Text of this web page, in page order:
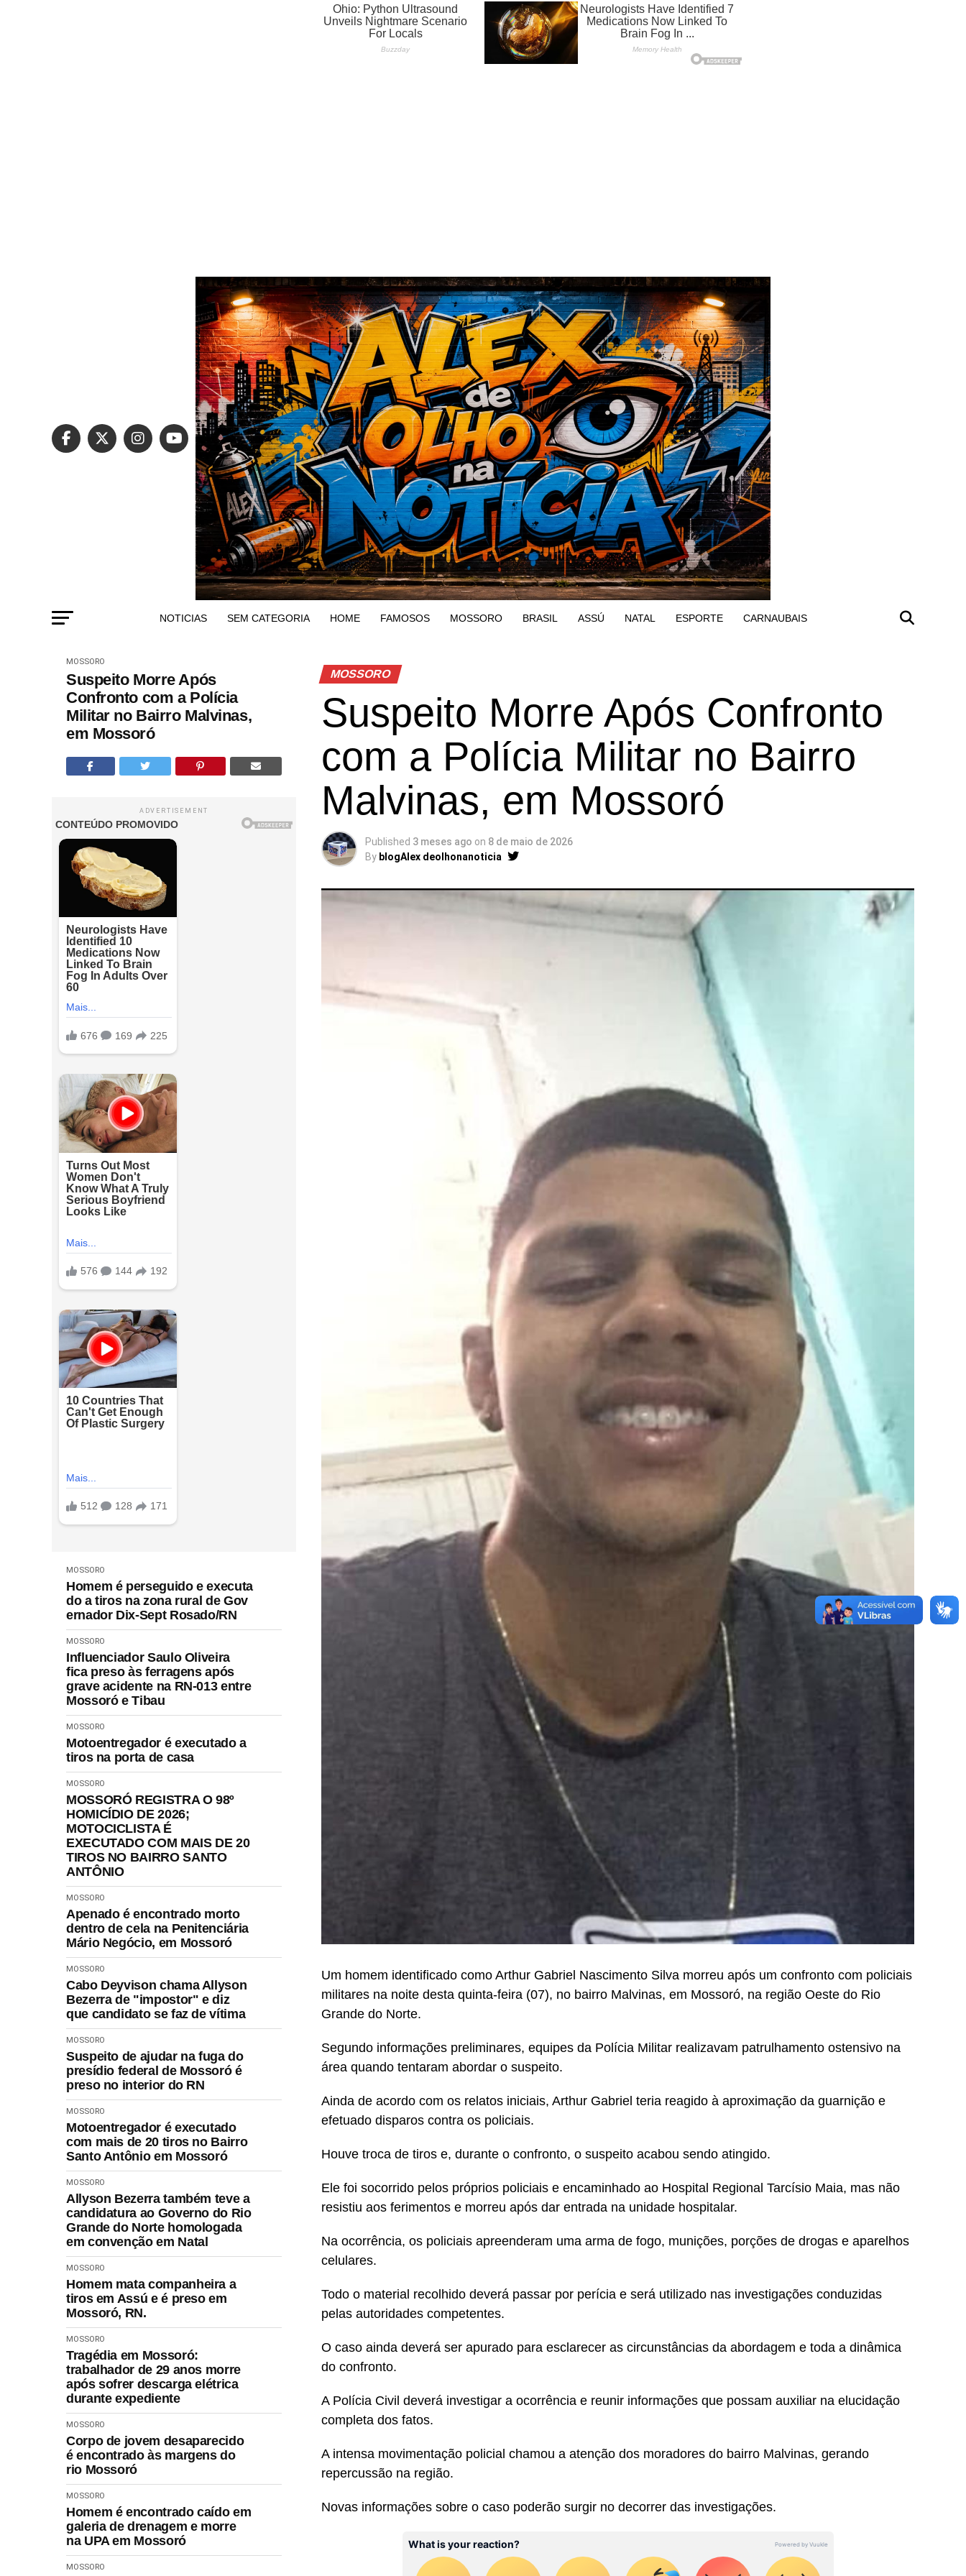
NOTICIAS SEM CATEGORIA HOME FAMOSOS MOSSORO BRASIL ASSÚ NATAL ESPORTE CARNAUBAIS
MOSSORO
Suspeito Morre Após
Confronto com a Polícia
Militar no Bairro Malvinas,
em Mossoró
ADVERTISEMENT
MOSSORO
Homem é perseguido e executa
do a tiros na zona rural de Gov
ernador Dix-Sept Rosado/RN
MOSSORO
Influenciador Saulo Oliveira
fica preso às ferragens após
grave acidente na RN-013 entre
Mossoró e Tibau
MOSSORO
Motoentregador é executado a
tiros na porta de casa
MOSSORO
MOSSORÓ REGISTRA O 98º
HOMICÍDIO DE 2026;
MOTOCICLISTA É
EXECUTADO COM MAIS DE 20
TIROS NO BAIRRO SANTO
ANTÔNIO
MOSSORO
Apenado é encontrado morto
dentro de cela na Penitenciária
Mário Negócio, em Mossoró
MOSSORO
Cabo Deyvison chama Allyson
Bezerra de "impostor" e diz
que candidato se faz de vítima
MOSSORO
Suspeito de ajudar na fuga do
presídio federal de Mossoró é
preso no interior do RN
MOSSORO
Motoentregador é executado
com mais de 20 tiros no Bairro
Santo Antônio em Mossoró
MOSSORO
Allyson Bezerra também teve a
candidatura ao Governo do Rio
Grande do Norte homologada
em convenção em Natal
MOSSORO
Homem mata companheira a
tiros em Assú e é preso em
Mossoró, RN.
MOSSORO
Tragédia em Mossoró:
trabalhador de 29 anos morre
após sofrer descarga elétrica
durante expediente
MOSSORO
Corpo de jovem desaparecido
é encontrado às margens do
rio Mossoró
MOSSORO
Homem é encontrado caído em
galeria de drenagem e morre
na UPA em Mossoró
MOSSORO
MOSSORO
Suspeito Morre Após Confronto
com a Polícia Militar no Bairro
Malvinas, em Mossoró
Published 3 meses ago on 8 de maio de 2026
By blogAlex deolhonanoticia
Um homem identificado como Arthur Gabriel Nascimento Silva morreu após um confronto com policiais
militares na noite desta quinta-feira (07), no bairro Malvinas, em Mossoró, na região Oeste do Rio
Grande do Norte.
Segundo informações preliminares, equipes da Polícia Militar realizavam patrulhamento ostensivo na
área quando tentaram abordar o suspeito.
Ainda de acordo com os relatos iniciais, Arthur Gabriel teria reagido à aproximação da guarnição e
efetuado disparos contra os policiais.
Houve troca de tiros e, durante o confronto, o suspeito acabou sendo atingido.
Ele foi socorrido pelos próprios policiais e encaminhado ao Hospital Regional Tarcísio Maia, mas não
resistiu aos ferimentos e morreu após dar entrada na unidade hospitalar.
Na ocorrência, os policiais apreenderam uma arma de fogo, munições, porções de drogas e aparelhos
celulares.
Todo o material recolhido deverá passar por perícia e será utilizado nas investigações conduzidas
pelas autoridades competentes.
O caso ainda deverá ser apurado para esclarecer as circunstâncias da abordagem e toda a dinâmica
do confronto.
A Polícia Civil deverá investigar a ocorrência e reunir informações que possam auxiliar na elucidação
completa dos fatos.
A intensa movimentação policial chamou a atenção dos moradores do bairro Malvinas, gerando
repercussão na região.
Novas informações sobre o caso poderão surgir no decorrer das investigações.